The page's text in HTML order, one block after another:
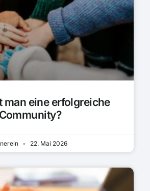
man eine erfolgreiche
Community?
22. Mai 2026